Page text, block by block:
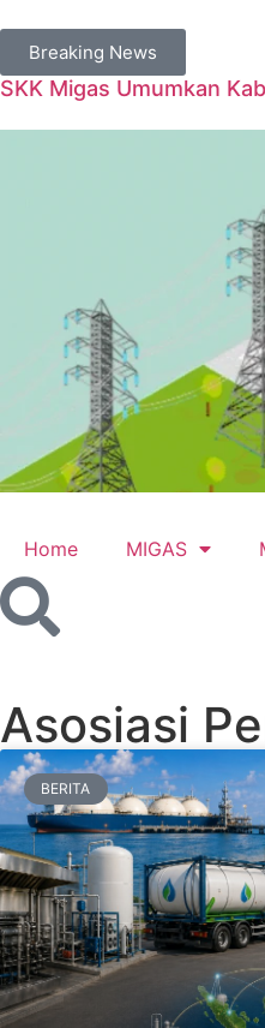
Breaking News
SKK Migas Umumkan
Home MIGAS
Asosiasi
BERITA